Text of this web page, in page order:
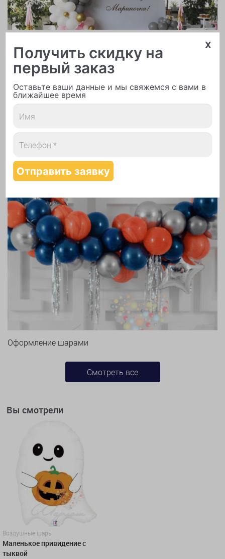
Оформление шарами
Смотреть все
Вы смотрели
Воздушные шары
Маленькое привидение с
тыквой
x
Получить скидку на
первый заказ
Оставьте ваши данные и мы свяжемся с вами в
ближайшее время